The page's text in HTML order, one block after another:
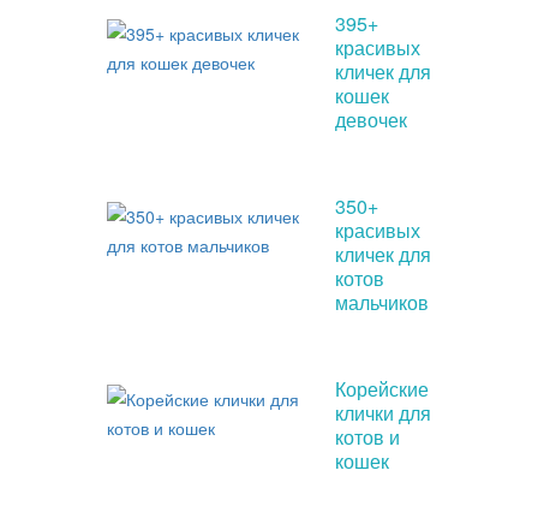
395+
красивых
кличек для
кошек
девочек
350+
красивых
кличек для
котов
мальчиков
Корейские
клички для
котов и
кошек